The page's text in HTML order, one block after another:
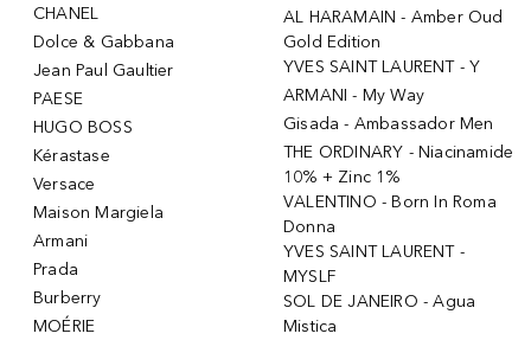
CHANEL
Dolce & Gabbana
Jean Paul Gaultier
PAESE
HUGO BOSS
Kérastase
Versace
Maison Margiela
Armani
Prada
Burberry
MOÉRIE
AL HARAMAIN - Amber Oud
Gold Edition
YVES SAINT LAURENT - Y
ARMANI - My Way
Gisada - Ambassador Men
THE ORDINARY - Niacinamide
10% + Zinc 1%
VALENTINO - Born In Roma
Donna
YVES SAINT LAURENT -
MYSLF
SOL DE JANEIRO - Agua
Mistica